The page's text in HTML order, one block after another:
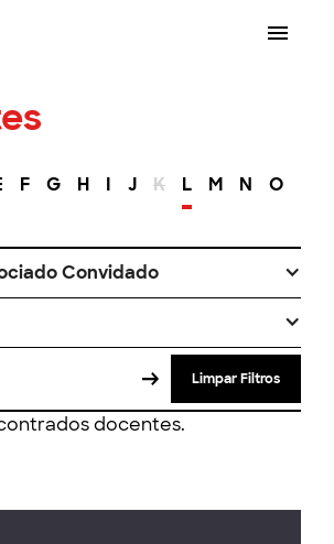
F G H I J K L M N O
Convidado
Limpar Filtros
docentes.